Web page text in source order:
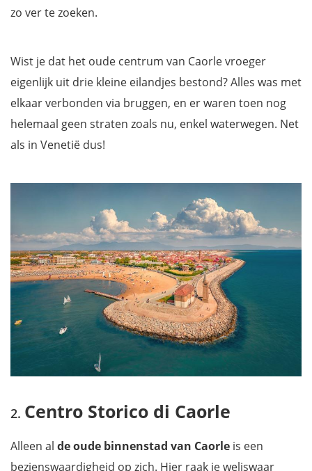
zo ver te zoeken.
Wist je dat het oude centrum van Caorle vroeger
eigenlijk uit drie kleine eilandjes bestond? Alles was met
elkaar verbonden via bruggen, en er waren toen nog
helemaal geen straten zoals nu, enkel waterwegen. Net
als in Venetië dus!
Centro Storico di Caorle
Alleen al de oude binnenstad van Caorle is een
bezienswaardigheid op zich. Hier raak je weliswaar